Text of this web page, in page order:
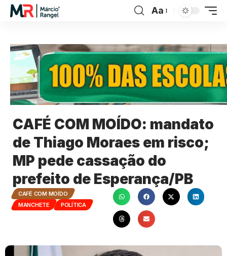
Aa
CAFÉ COM MOÍDO: mandato
de Thiago Moraes em risco;
MP pede cassação do
prefeito de Esperança/PB
CAFÉ COM MOÍDO
MANCHETE
POLÍTICA